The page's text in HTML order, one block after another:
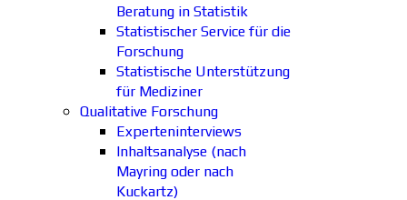
Beratung in Statistik
Statistischer Service für die
Forschung
Statistische Unterstützung
für Mediziner
Qualitative Forschung
Experteninterviews
Inhaltsanalyse (nach
Mayring oder nach
Kuckartz)